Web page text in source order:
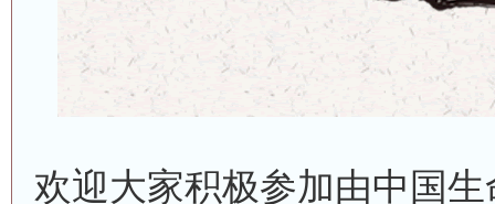
欢迎大家积极参加由中国